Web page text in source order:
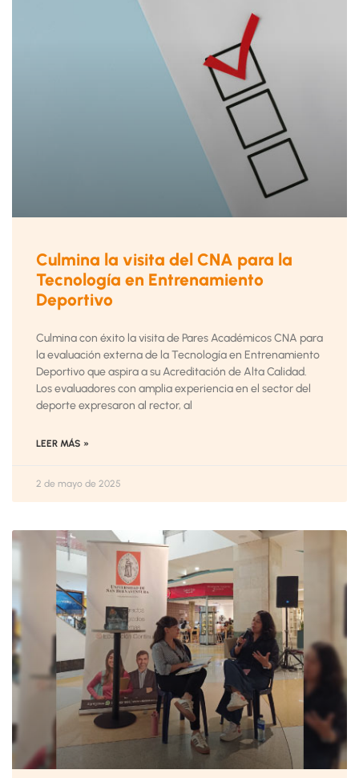
Culmina la visita del CNA para la
Tecnología en Entrenamiento
Deportivo
Culmina con éxito la visita de Pares Académicos CNA para
la evaluación externa de la Tecnología en Entrenamiento
Deportivo que aspira a su Acreditación de Alta Calidad.
Los evaluadores con amplia experiencia en el sector del
deporte expresaron al rector, al
LEER MÁS »
2 de mayo de 2025